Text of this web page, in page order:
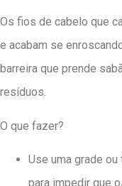
Os fios de cabelo que
e acabam se
barreira que prende
resíduos.
O que fazer?
Use uma grade
para impedir que